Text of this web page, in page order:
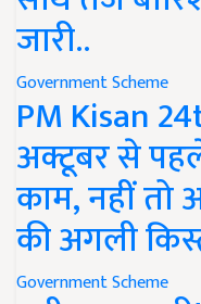
जारी..
Government Scheme
PM Kisan
अक्टूबर से
काम, नहीं तो
की अगली
Government Scheme